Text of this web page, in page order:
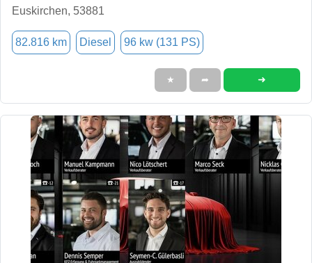
Euskirchen, 53881
82.816 km Diesel 96 kw (131 PS)
★ ➦ ➜